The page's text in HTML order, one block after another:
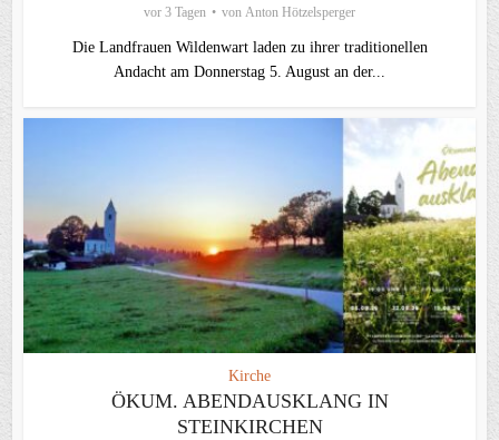
vor 3 Tagen von Anton Hötzelsperger
Die Landfrauen Wildenwart laden zu ihrer traditionellen
Andacht am Donnerstag 5. August an der...
Kirche
ÖKUM. ABENDAUSKLANG IN
STEINKIRCHEN